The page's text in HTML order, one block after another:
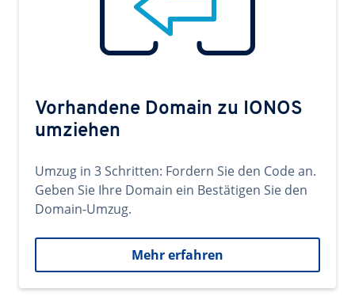
Vorhandene Domain zu IONOS
umziehen
Umzug in 3 Schritten: Fordern Sie den Code an.
Geben Sie Ihre Domain ein Bestätigen Sie den
Domain-Umzug.
Mehr erfahren